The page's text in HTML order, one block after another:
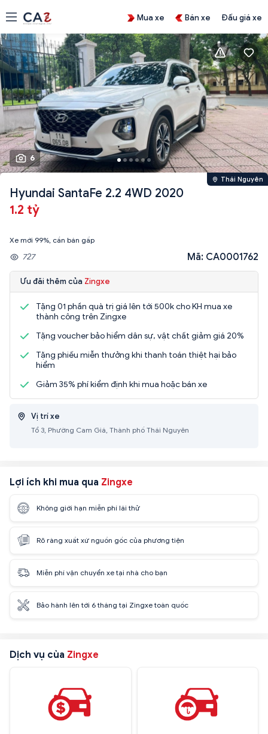
Mua xe Bán xe Đấu giá xe
6
Thái Nguyên
Hyundai SantaFe 2.2 4WD 2020
1.2 tỷ
Xe mới 99%, cần bán gấp
727 Mã: CA0001762
Ưu đãi thêm của Zingxe
Tặng 01 phần quà trị giá lên tới 500k cho KH mua xe
thành công trên Zingxe
Tặng voucher bảo hiểm dân sự, vật chất giảm giá 20%
Tặng phiếu miễn thưởng khi thanh toán thiệt hại bảo
hiểm
Giảm 35% phí kiểm định khi mua hoặc bán xe
Vị trí xe
Tổ 3, Phường Cam Giá, Thành phố Thái Nguyên
Lợi ích khi mua qua Zingxe
Không giới hạn miễn phí lái thử
Rõ ràng xuất xứ nguồn gốc của phương tiện
Miễn phí vận chuyển xe tại nhà cho bạn
Bảo hành lên tới 6 tháng tại Zingxe toàn quốc
Dịch vụ của Zingxe